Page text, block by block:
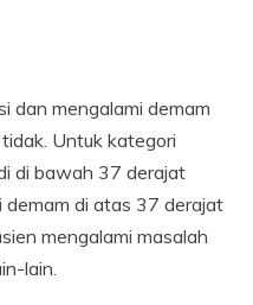
dan mengalami demam
Untuk kategori
di bawah 37 derajat
demam di atas 37 derajat
mengalami masalah
lain.